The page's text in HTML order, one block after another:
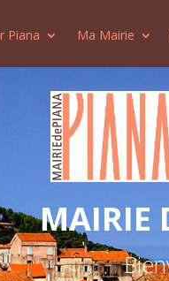
Piana Ma Mairie
MAIRIE